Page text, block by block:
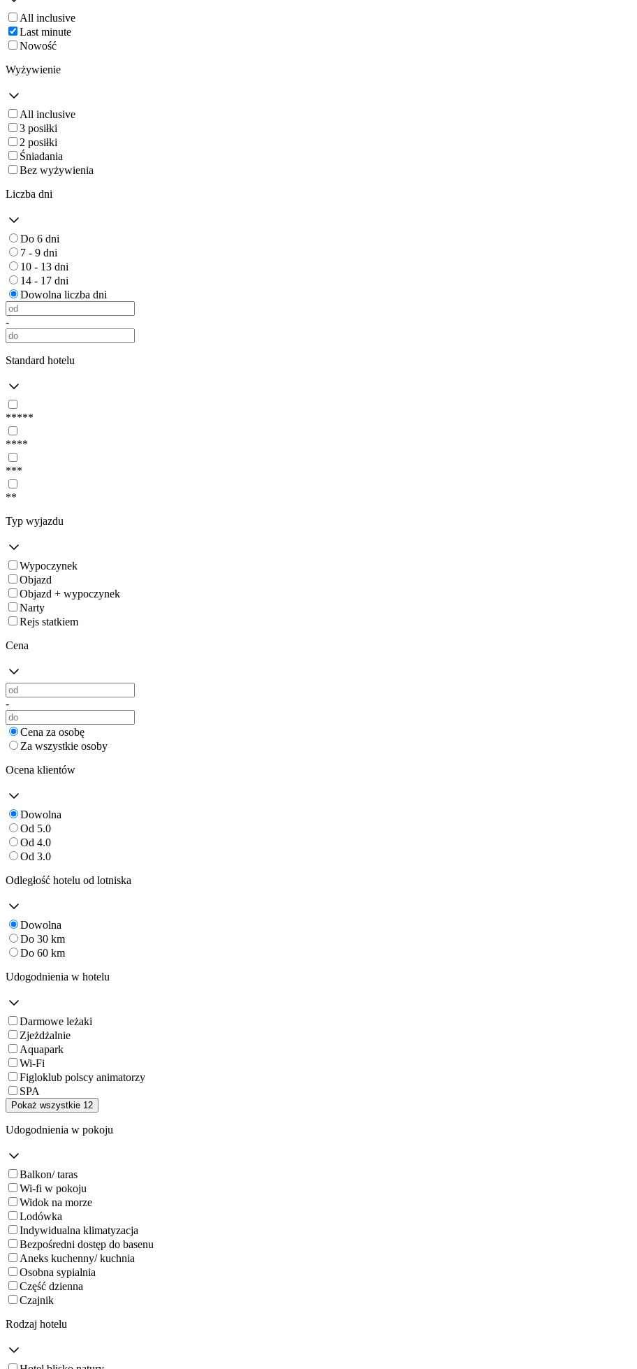
All inclusive
Last minute
Nowość
Wyżywienie
All inclusive
3 posiłki
2 posiłki
Śniadania
Bez wyżywienia
Liczba dni
Do 6 dni
7 - 9 dni
10 - 13 dni
14 - 17 dni
Dowolna liczba dni
-
Standard hotelu
*****
****
***
**
Typ wyjazdu
Wypoczynek
Objazd
Objazd + wypoczynek
Narty
Rejs statkiem
Cena
-
Cena za osobę
Za wszystkie osoby
Ocena klientów
Dowolna
Od 5.0
Od 4.0
Od 3.0
Odległość hotelu od lotniska
Dowolna
Do 30 km
Do 60 km
Udogodnienia w hotelu
Darmowe leżaki
Zjeżdżalnie
Aquapark
Wi-Fi
Figloklub polscy animatorzy
SPA
Pokaż wszystkie 12
Udogodnienia w pokoju
Balkon/ taras
Wi-fi w pokoju
Widok na morze
Lodówka
Indywidualna klimatyzacja
Bezpośredni dostęp do basenu
Aneks kuchenny/ kuchnia
Osobna sypialnia
Część dzienna
Czajnik
Rodzaj hotelu